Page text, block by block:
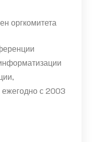
оргкомитета
с 2003